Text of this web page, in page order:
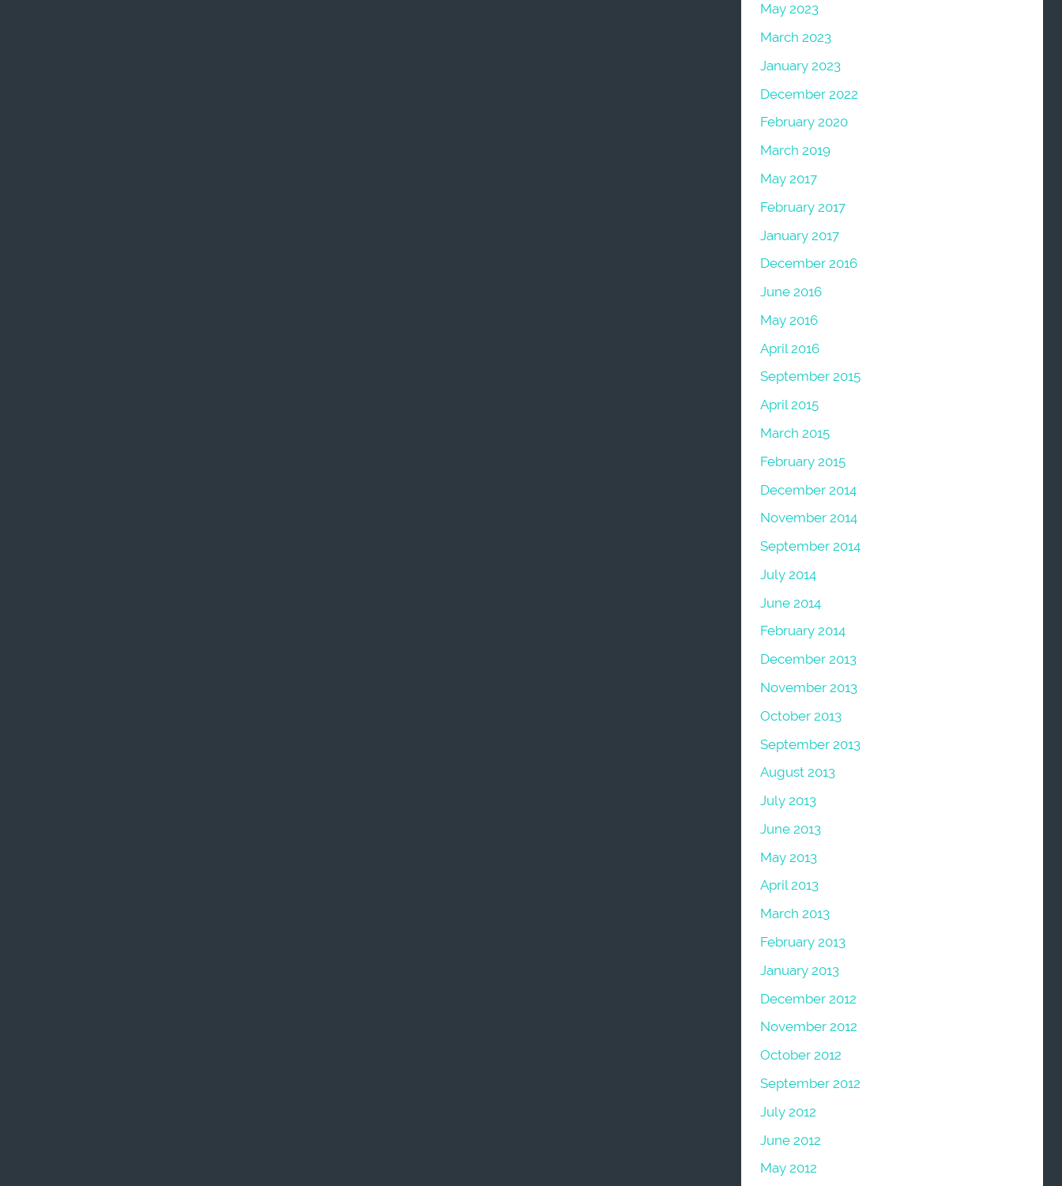
May 2023
March 2023
January 2023
December 2022
February 2020
March 2019
May 2017
February 2017
January 2017
December 2016
June 2016
May 2016
April 2016
September 2015
April 2015
March 2015
February 2015
December 2014
November 2014
September 2014
July 2014
June 2014
February 2014
December 2013
November 2013
October 2013
September 2013
August 2013
July 2013
June 2013
May 2013
April 2013
March 2013
February 2013
January 2013
December 2012
November 2012
October 2012
September 2012
July 2012
June 2012
May 2012